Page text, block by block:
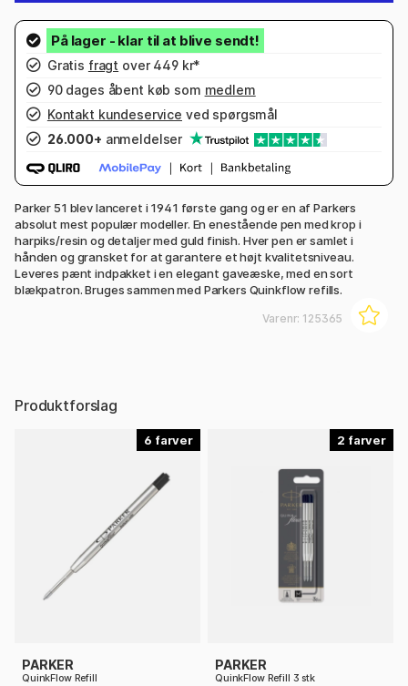
Gratis fragt over 449 kr*
90 dages åbent køb som medlem
Kontakt kundeservice ved spørgsmål
26.000+ anmeldelser
Parker 51 blev lanceret i 1941 første gang og er en af Parkers
absolut mest populær modeller. En enestående pen med krop i
harpiks/resin og detaljer med guld finish. Hver pen er samlet i
hånden og gransket for at garantere et højt kvalitetsniveau.
Leveres pænt indpakket i en elegant gaveæske, med en sort
blækpatron. Bruges sammen med Parkers Quinkflow refills.
Varenr: 125365
Produktforslag
6
PARKER
QuinkFlow Refill
2
PARKER
QuinkFlow Refill 3 stk